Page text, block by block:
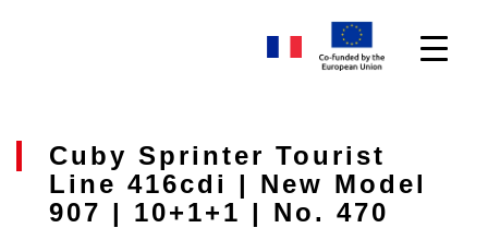
Cuby Sprinter Tourist
Line 416cdi | New Model
907 | 10+1+1 | No. 470